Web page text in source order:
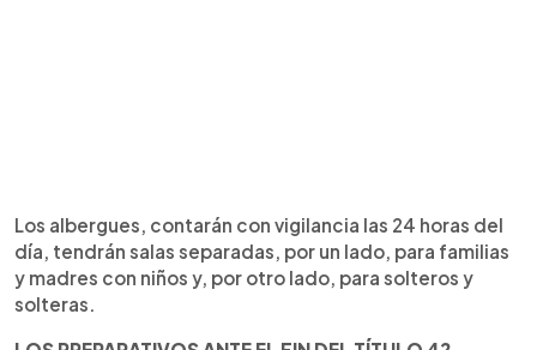
Los albergues, contarán con vigilancia las 24 horas del
día, tendrán salas separadas, por un lado, para familias
y madres con niños y, por otro lado, para solteros y
solteras.